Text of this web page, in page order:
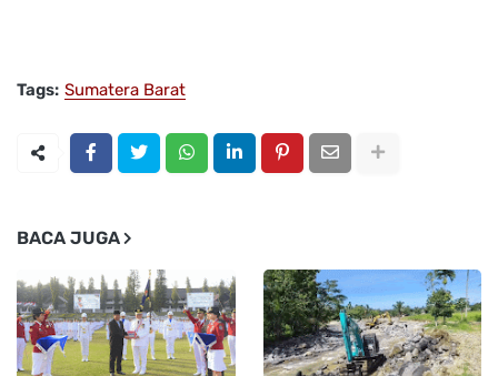
Tags: Sumatera Barat
BACA JUGA